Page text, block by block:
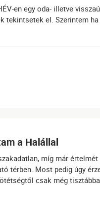
en egy oda- illetve
tekintsetek el. Szerintem
a Halállal
míg már
térben. Most pedig úgy
csak még